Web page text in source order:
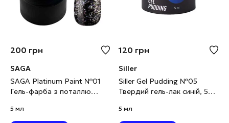
200 грн
SAGA
SAGA Platinum Paint №01
Гель-фарба з поталлю
5 мл
120 грн
Siller
Siller Gel Pudding №05
Твердий гель-лак синій, 5
5 мл